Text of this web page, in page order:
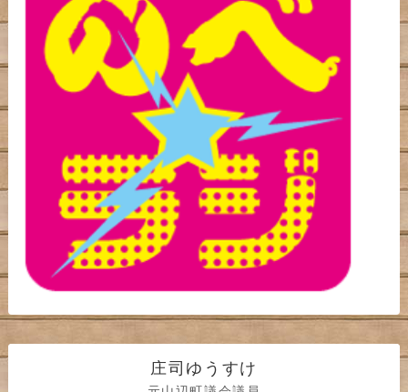
庄司ゆうすけ